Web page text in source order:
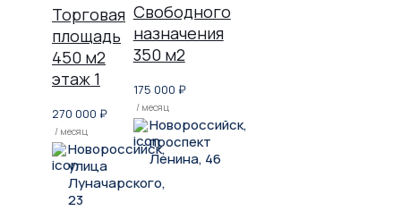
Торговая
площадь
450 м2
этаж 1
270 000 ₽
/ месяц
Новороссийск,
улица
Луначарского,
23
Свободного
назначения
350 м2
175 000 ₽
/ месяц
Новороссийск,
проспект
Ленина, 46